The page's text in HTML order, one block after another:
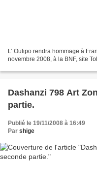
L’ Oulipo rendra hommage à
novembre 2008, à la BNF, site
Dashanzi 798 Art
partie.
Publié le 19/11/2008 à 16:49
Par shige